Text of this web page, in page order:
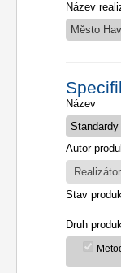
Název
Město
Název
Autor
Stav
Druh